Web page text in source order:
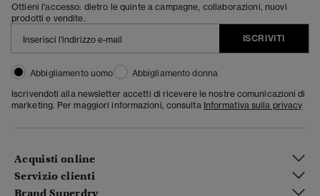
Ottieni l'accesso: dietro le quinte a campagne, collaborazioni, nuovi
prodotti e vendite.
ISCRIVITI
Abbigliamento uomo
Abbigliamento donna
Iscrivendoti alla newsletter accetti di ricevere le nostre comunicazioni di
marketing. Per maggiori informazioni, consulta Informativa sulla privacy
Acquisti online
Servizio clienti
Brand Superdry